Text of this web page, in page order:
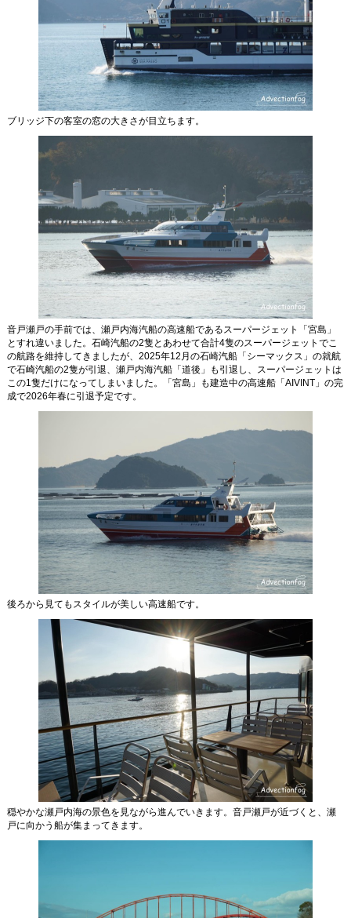
ブリッジ下の客室の窓の大きさが目立ちます。
音戸瀬戸の手前では、瀬戸内海汽船の高速船であるスーパージェット「宮島」
とすれ違いました。石崎汽船の2隻とあわせて合計4隻のスーパージェットでこ
の航路を維持してきましたが、2025年12月の石崎汽船「シーマックス」の就航
で石崎汽船の2隻が引退、瀬戸内海汽船「道後」も引退し、スーパージェットは
この1隻だけになってしまいました。「宮島」も建造中の高速船「AIVINT」の完
成で2026年春に引退予定です。
後ろから見てもスタイルが美しい高速船です。
穏やかな瀬戸内海の景色を見ながら進んでいきます。音戸瀬戸が近づくと、瀬
戸に向かう船が集まってきます。